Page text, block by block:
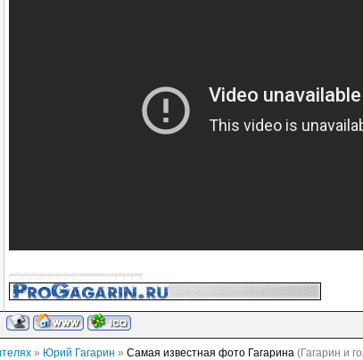
» Юрий Гагарин » Самая известная фото Гагарина (Гагарин и